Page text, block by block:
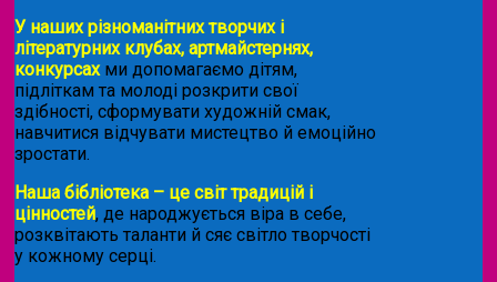
У наших різноманітних творчих і
літературних клубах, артмайстернях,
конкурсахми допомагаємо дітям,
підліткам та молоді розкрити свої
здібності, сформувати художній смак,
навчитися відчувати мистецтво й емоційно
зростати.
Наша бібліотека – це світ традицій і
цінностей, де народжується віра в себе,
розквітають таланти й сяє світло творчості
у кожному серці.